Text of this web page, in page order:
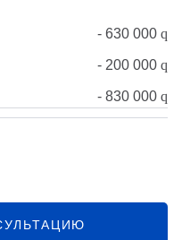
- 630 000 q
- 200 000 q
- 830 000 q